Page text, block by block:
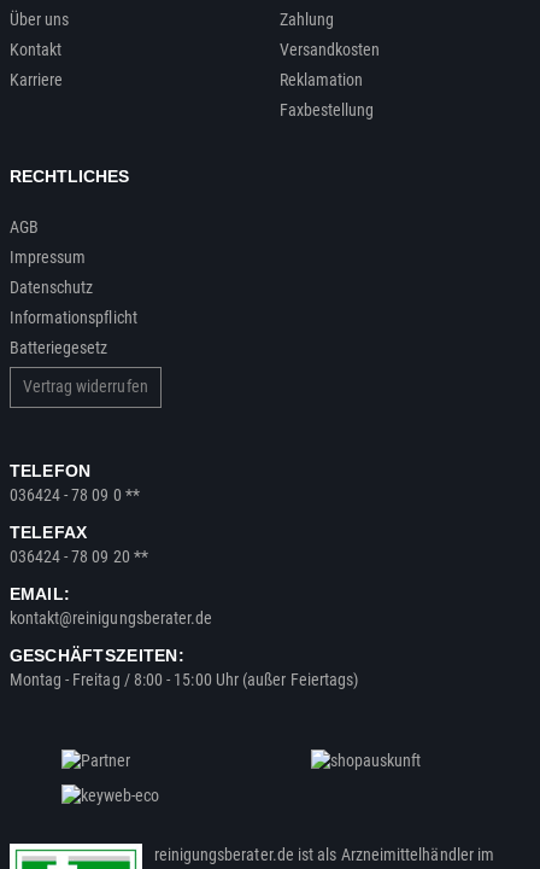
Über uns
Kontakt
Karriere
Zahlung
Versandkosten
Reklamation
Faxbestellung
RECHTLICHES
AGB
Impressum
Datenschutz
Informationspflicht
Batteriegesetz
Vertrag widerrufen
TELEFON
036424 - 78 09 0 **
TELEFAX
036424 - 78 09 20 **
EMAIL:
kontakt@reinigungsberater.de
GESCHÄFTSZEITEN:
Montag - Freitag / 8:00 - 15:00 Uhr (außer Feiertags)
reinigungsberater.de ist als Arzneimittelhändler im